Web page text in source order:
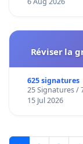
Réviser la
625 signatures
25 Signatures /
15 Jul 2026